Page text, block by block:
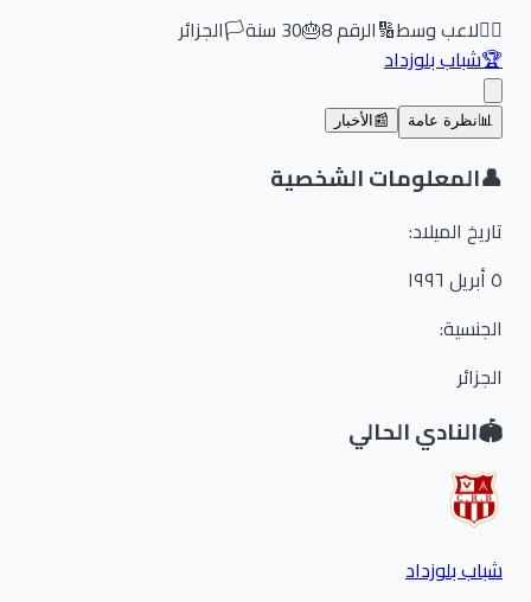
لاعب وسط🔢الرقم8
🎂
30سنة🏳️الجزائر
شباب بلوزداد
نظرة عامة 📰 الأخبار
المعلومات الشخصية
تاريخ الميلاد:
الجنسية:
الجزائر
النادي الحالي
شباب بلوزداد